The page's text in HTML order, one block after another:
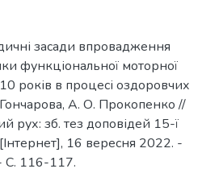
засади впровадження
функціональної моторної
років в процесі оздоровчих
А. О. Прокопенко //
рух: зб. тез доповідей 15-ї
16 вересня 2022. -
С. 116-117.